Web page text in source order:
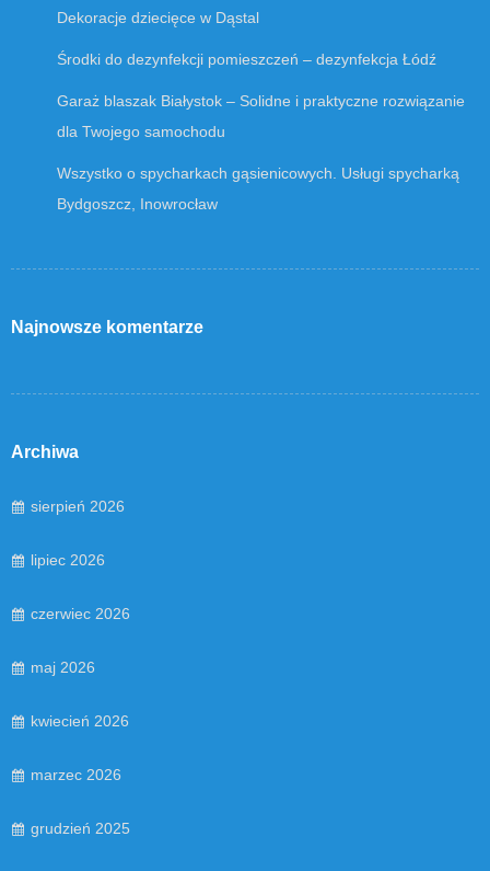
Dekoracje dziecięce w Dąstal
Środki do dezynfekcji pomieszczeń – dezynfekcja Łódź
Garaż blaszak Białystok – Solidne i praktyczne rozwiązanie
dla Twojego samochodu
Wszystko o spycharkach gąsienicowych. Usługi spycharką
Bydgoszcz, Inowrocław
Najnowsze komentarze
Archiwa
sierpień 2026
lipiec 2026
czerwiec 2026
maj 2026
kwiecień 2026
marzec 2026
grudzień 2025